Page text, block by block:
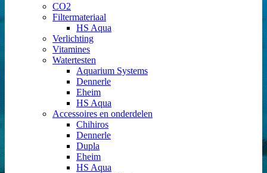
CO2
Filtermateriaal
HS Aqua
Verlichting
Vitamines
Watertesten
Aquarium Systems
Dennerle
Eheim
HS Aqua
Accessoires en onderdelen
Chihiros
Dennerle
Dupla
Eheim
HS Aqua